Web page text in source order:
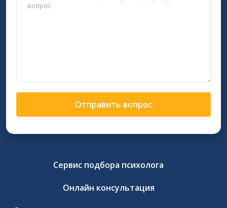
Отправить вопрос
Сервис подбора психолога
Онлайн консультация